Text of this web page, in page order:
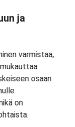
ja
varmistaa,
osaan
on